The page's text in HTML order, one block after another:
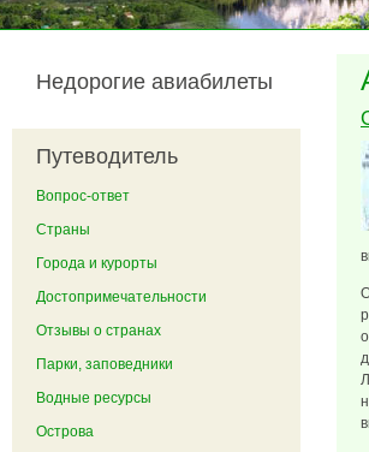
Недорогие авиабилеты
Путеводитель
Вопрос-ответ
Страны
Города и курорты
Достопримечательности
Отзывы о странах
Парки, заповедники
Водные ресурсы
Острова